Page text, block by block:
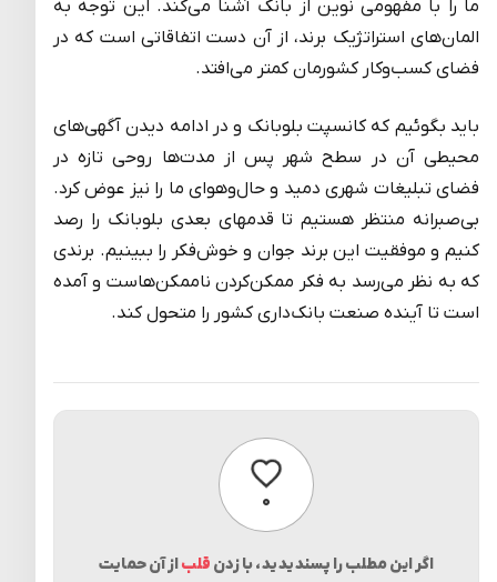
ما را با مفهومی نوین از بانک آشنا می‌کند. این توجه به
المان‌های استراتژیک برند، از آن دست اتفاقاتی است که در
فضای کسب‌وکار کشورمان کمتر می‌افتد.
باید بگوئیم که کانسپت بلوبانک و در ادامه دیدن آگهی‌های
محیطی آن در سطح شهر پس از مدت‌ها روحی تازه در
فضای تبلیغات شهری دمید و حال‌وهوای ما را نیز عوض کرد.
بی‌صبرانه منتظر هستیم تا قدم‎های بعدی بلوبانک را رصد
کنیم و موفقیت این برند جوان و خوش‌فکر را ببینیم. برندی
که به نظر می‌رسد به فکر ممکن‌کردن ناممکن‌هاست و آمده
است تا آینده صنعت بانک‌داری کشور را متحول کند.
۰پسندیدن
اگر این مطلب را پسندیدید، با زدن قلباز آن حمایت